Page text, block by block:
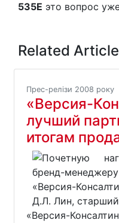
535E это вопрос
Related
Прес-релізи 2008 року
«Версия-
лучший
итогам
«Версия-